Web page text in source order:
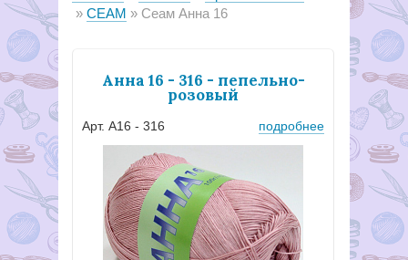
СЕАМ
Сеам Анна 16
Анна 16 - 316 - пепельно-
розовый
Арт. А16 - 316 подробнее